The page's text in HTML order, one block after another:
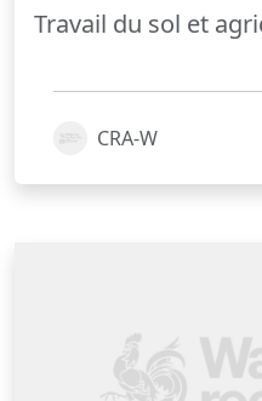
Travail du sol et
CRA-W